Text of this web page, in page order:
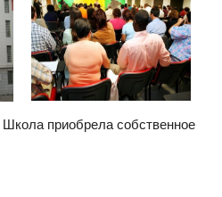
приобрела собственное